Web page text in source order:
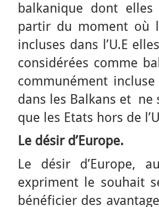
balkanique dont
partir du moment où
incluses dans l’U.E
considérées comme
communément
dans les Balkans et ne
que les Etats hors de
Le désir d’Europe.
Le désir d’Europe,
expriment le souhait
bénéficier des